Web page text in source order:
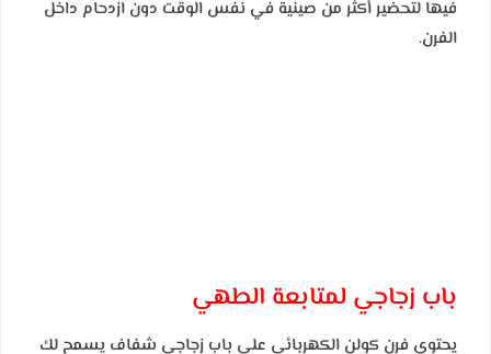
فيها لتحضير أكثر من صينية في نفس الوقت دون ازدحام داخل
الفرن.
باب زجاجي لمتابعة الطهي
يحتوي فرن كولن الكهربائي على باب زجاجي شفاف يسمح لك